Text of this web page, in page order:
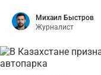
Михаил Быстров
Журналист